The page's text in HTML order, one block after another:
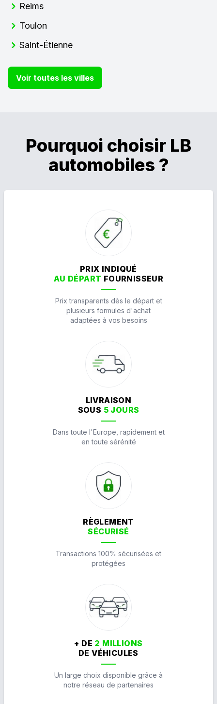
Reims
Toulon
Saint-Étienne
Voir toutes les villes
Pourquoi choisir LB
automobiles ?
PRIX INDIQUÉ
AU DÉPART FOURNISSEUR
Prix transparents dès le départ et
plusieurs formules d'achat
adaptées à vos besoins
LIVRAISON
SOUS 5 JOURS
Dans toute l'Europe, rapidement et
en toute sérénité
RÈGLEMENT
SÉCURISÉ
Transactions 100% sécurisées et
protégées
+ DE 2 MILLIONS
DE VÉHICULES
Un large choix disponible grâce à
notre réseau de partenaires